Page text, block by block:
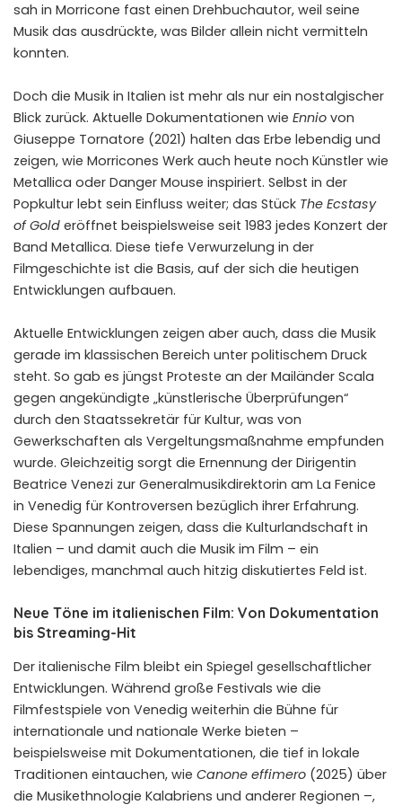
sah in Morricone fast einen Drehbuchautor, weil seine
Musik das ausdrückte, was Bilder allein nicht vermitteln
konnten.
Doch die Musik in Italien ist mehr als nur ein nostalgischer
Blick zurück. Aktuelle Dokumentationen wie Ennio von
Giuseppe Tornatore (2021) halten das Erbe lebendig und
zeigen, wie Morricones Werk auch heute noch Künstler wie
Metallica oder Danger Mouse inspiriert. Selbst in der
Popkultur lebt sein Einfluss weiter; das Stück The Ecstasy
of Gold eröffnet beispielsweise seit 1983 jedes Konzert der
Band Metallica. Diese tiefe Verwurzelung in der
Filmgeschichte ist die Basis, auf der sich die heutigen
Entwicklungen aufbauen.
Aktuelle Entwicklungen zeigen aber auch, dass die Musik
gerade im klassischen Bereich unter politischem Druck
steht. So gab es jüngst Proteste an der Mailänder Scala
gegen angekündigte „künstlerische Überprüfungen“
durch den Staatssekretär für Kultur, was von
Gewerkschaften als Vergeltungsmaßnahme empfunden
wurde. Gleichzeitig sorgt die Ernennung der Dirigentin
Beatrice Venezi zur Generalmusikdirektorin am La Fenice
in Venedig für Kontroversen bezüglich ihrer Erfahrung.
Diese Spannungen zeigen, dass die Kulturlandschaft in
Italien – und damit auch die Musik im Film – ein
lebendiges, manchmal auch hitzig diskutiertes Feld ist.
Neue Töne im italienischen Film: Von Dokumentation
bis Streaming-Hit
Der italienische Film bleibt ein Spiegel gesellschaftlicher
Entwicklungen. Während große Festivals wie die
Filmfestspiele von Venedig weiterhin die Bühne für
internationale und nationale Werke bieten –
beispielsweise mit Dokumentationen, die tief in lokale
Traditionen eintauchen, wie Canone effimero (2025) über
die Musikethnologie Kalabriens und anderer Regionen –,